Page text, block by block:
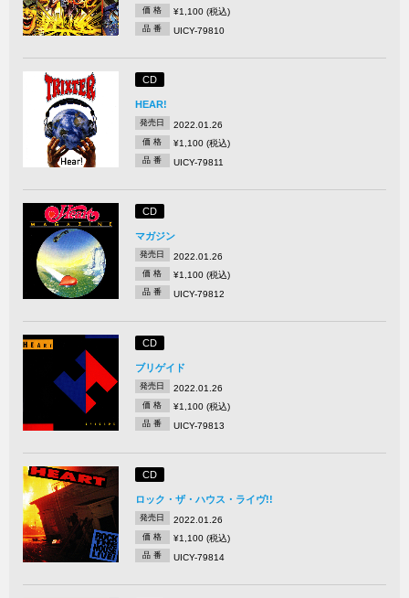
価 格 ¥1,100 (税込)
品 番 UICY-79810
CD
HEAR!
発売日 2022.01.26
価 格 ¥1,100 (税込)
品 番 UICY-79811
CD
マガジン
発売日 2022.01.26
価 格 ¥1,100 (税込)
品 番 UICY-79812
CD
ブリゲイド
発売日 2022.01.26
価 格 ¥1,100 (税込)
品 番 UICY-79813
CD
ロック・ザ・ハウス・ライヴ!!
発売日 2022.01.26
価 格 ¥1,100 (税込)
品 番 UICY-79814